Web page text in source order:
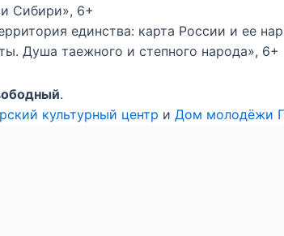
Сибири», 6+
единства: карта России и ее
Душа таежного и степного народа», 6+
.
культурный центр иДом молодёжи